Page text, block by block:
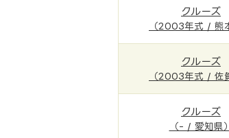
クルーズ
（2003年式 / 熊
クルーズ
（2003年式 / 佐
クルーズ
（- / 愛知県）